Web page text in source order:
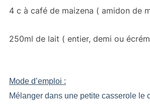
4 c à café de maizena ( amidon de
250ml de lait ( entier, demi ou
Mode d’emploi :
Mélanger dans une petite casserole le